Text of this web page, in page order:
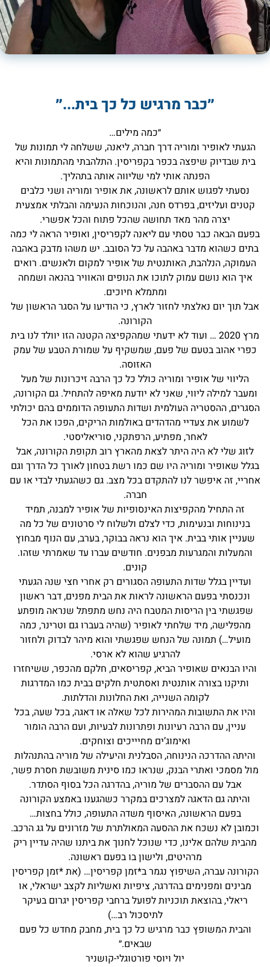
״כבר מרגיש כל כך בית...״
״כמה מילים…
הגעתי לאופיר ומוריה דרך חברה, ליאנה, ששלחה לי תמונות של
בית שבדיוק שיפצה בכפר בקפריסין. התלהבתי מהתמונות והיא
הפנתה אותי למי שליווה אותה בתהליך.
נסעתי לפגוש אותם לראשונה, את אופיר ומוריה ושני כלבים
קטנים ועליזים, בפרדס חנה, והנוכחות הנעימה והבלתי אמצעית
יצרה מהר מאד תחושה שהכל פתוח והכל אפשרי.
בפעם הבאה כבר טסתי עם ליאנה לקפריסין, ואופיר הראה לי כמה
בתים כשהוא מדבר באהבה על כל הסובב. יש משהו מדבק באהבה
העמוקה, הנלהבת, האותנטית של אופיר למקום ולאנשים. רואים
איך הוא נושם עמוק לתוכו את הנופים והאוויר בהנאה ושמחה
ומתמלא חיוכים.
אבל תוך יום נאלצתי לחזור לארץ, כי הודיעו על הסגר הראשון של
הקורונה.
מרץ 2020 … ועוד לא ידעתי שמהקפיצה הקטנה הזו יוולד לנו בית
כפרי אהוב בטעם של פעם, שמשקיף על שמורת הטבע של עמק
האזוסה.
הליווי של אופיר ומוריה כולל כל כך הרבה זיכרונות של מעל
ומעבר למילה ליווי, שאני לא יודעת מאיפה להתחיל. גם הקורונה,
הסגרים, ההסטריה העולמית ושדות התעופה הדוממים בהם יכולתי
לשמוע את צעדיי מהדהדים באולמות הריקים, הפכו את הכל
לאחר, מפתיע, הרפתקני, סוריאליסטי.
לזוג שלי לא היה היתר לצאת מהארץ רוב תקופת הקורונה, אבל
בגלל שאופיר ומוריה היו שם כמו רשת בטחון לאורך כל הדרך וגם
אחריי, זה איפשר לנו להתקדם בכל מצב. גם כשהגעתי לבדי או עם
חברה.
זה התחיל מהקפיצות האינסופיות של אופיר למבנה, תמיד
בנינוחות ובנעימות, כדי לצלם ולשלוח לי סרטונים של כל מה
שעניין אותי בבית. איך הוא נראה בבוקר, בערב, עם הנוף מבחוץ
והמעלות והמגרעות מבפנים. חודשים עברו עד שאמרתי שזהו.
קונים.
ועדיין בגלל שדות התעופה הסגורים רק אחרי חצי שנה הגעתי
ונכנסתי בפעם הראשונה לראות את הבית מפנים, דבר ראשון
שפגשתי בין הריסות המטבח היה נחש מתפתל שנראה מופתע
מהפלישה, מיד שלחתי לאופיר (שהיה בעברו גם וטרינר, כמה
מועיל…) תמונה של הנחש שפגשתי והוא מיהר לבדוק ולחזור
להרגיע שהוא לא ארסי.
והיו הבנאים שאופיר הביא, קפריסאים, חלקם מהכפר, ששיחזרו
ותיקנו בצורה אותנטית ואסתטית חלקים בבית כמו המדרגות
לקומה השנייה, ואת החלונות והדלתות.
והיו את התשובות המהירות לכל שאלה או דאגה, בכל שעה, בכל
עניין, עם הרבה רעיונות ופתרונות לבעיות, ועם הרבה הומור
ואימוג’ים מחיייכים וצוחקים.
והיתה ההדרכה הנינוחה, הסבלנית והיעילה של מוריה בהתנהלות
מול מסמכי ואתרי הבנק, שנראו כמו סינית משובשת חסרת פשר,
אבל עם ההסברים של מוריה, בהדרגה הכל בסוף הסתדר.
והיתה גם הדאגה למצרכים במקרר כשהגענו באמצע הקורונה
בפעם הראשונה, האיסוף משדה התעופה, כולל בחצות…
וכמובן לא נשכח את ההסעה המאולתרת של מזרונים על גג הרכב.
מהבית שלהם אלינו, כדי שנוכל לחנוך את ביתנו שהיה עדיין ריק
מרהיטים, ולישון בו בפעם ראשונה.
הקורונה עברה, השיפוץ נגמר ב*זמן קפריסין… (את *זמן קפריסין
מבינים ומפנימים בהדרגה, ציפיות ואשליות לקצב ישראלי, או
ריאלי, בהוצאת תוכניות לפועל ברחבי קפריסין יגרום בעיקר
לתיסכול רב…)
והבית המשופץ כבר מרגיש כל כך בית, מחבק מחדש כל פעם
שבאים.״
יול ויוסי פורטוגלי-קושניר